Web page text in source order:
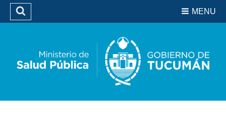
Biblioteca
MENU
Buscar